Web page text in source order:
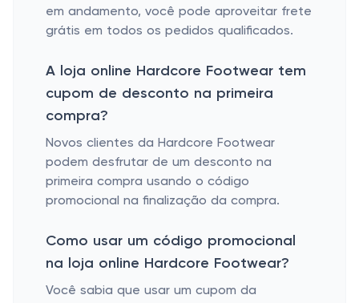
em andamento, você pode aproveitar frete
grátis em todos os pedidos qualificados.
A loja online Hardcore Footwear tem
cupom de desconto na primeira
compra?
Novos clientes da Hardcore Footwear
podem desfrutar de um desconto na
primeira compra usando o código
promocional na finalização da compra.
Como usar um código promocional
na loja online Hardcore Footwear?
Você sabia que usar um cupom da